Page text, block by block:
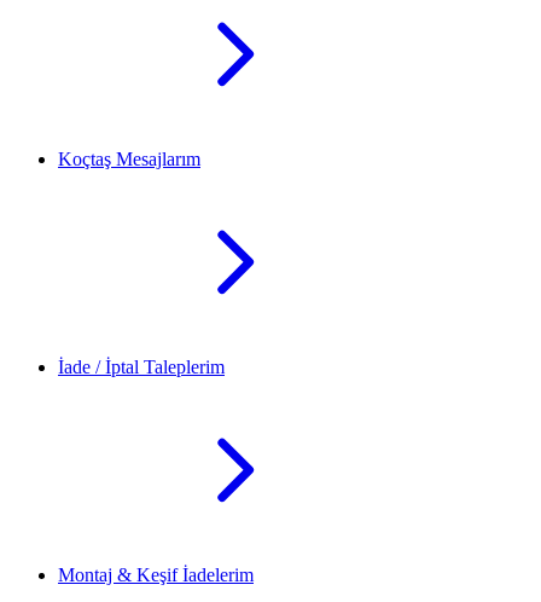
Koçtaş Mesajlarım
İade / İptal Taleplerim
Montaj & Keşif İadelerim